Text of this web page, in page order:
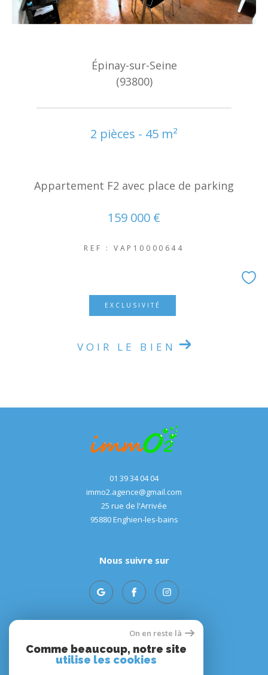
Épinay-sur-Seine
(93800)
2 pièces - 45 m²
Appartement F2 avec place de parking
159 000 €
REF : VAP10000644
EXCLUSIVITÉ
VOIR LE BIEN
01 39 34 04 04
immo2.agence@gmail.com
25 rue de l'Arrivée
95880 enghien-les-bains
Nous suivre sur
Adhérents
On en reste là
Comme beaucoup, notre site
utilise les cookies